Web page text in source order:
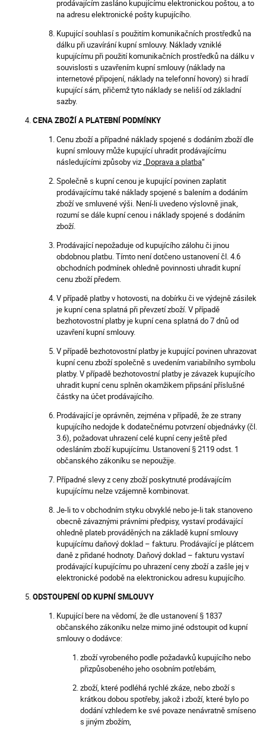
prodávajícím zasláno kupujícímu elektronickou poštou, a to
na adresu elektronické pošty kupujícího.
Kupující souhlasí s použitím komunikačních prostředků na
dálku při uzavírání kupní smlouvy. Náklady vzniklé
kupujícímu při použití komunikačních prostředků na dálku v
souvislosti s uzavřením kupní smlouvy (náklady na
internetové připojení, náklady na telefonní hovory) si hradí
kupující sám, přičemž tyto náklady se neliší od základní
sazby.
CENA ZBOŽÍ A PLATEBNÍ PODMÍNKY
Cenu zboží a případné náklady spojené s dodáním zboží dle
kupní smlouvy může kupující uhradit prodávajícímu
následujícími způsoby viz „ Doprava a platba“
Společně s kupní cenou je kupující povinen zaplatit
prodávajícímu také náklady spojené s balením a dodáním
zboží ve smluvené výši. Není-li uvedeno výslovně jinak,
rozumí se dále kupní cenou i náklady spojené s dodáním
zboží.
Prodávající nepožaduje od kupujícího zálohu či jinou
obdobnou platbu. Tímto není dotčeno ustanovení čl. 4.6
obchodních podmínek ohledně povinnosti uhradit kupní
cenu zboží předem.
V případě platby v hotovosti, na dobírku či ve výdejně zásilek
je kupní cena splatná při převzetí zboží. V případě
bezhotovostní platby je kupní cena splatná do 7 dnů od
uzavření kupní smlouvy.
V případě bezhotovostní platby je kupující povinen uhrazovat
kupní cenu zboží společně s uvedením variabilního symbolu
platby. V případě bezhotovostní platby je závazek kupujícího
uhradit kupní cenu splněn okamžikem připsání příslušné
částky na účet prodávajícího.
Prodávající je oprávněn, zejména v případě, že ze strany
kupujícího nedojde k dodatečnému potvrzení objednávky (čl.
3.6), požadovat uhrazení celé kupní ceny ještě před
odesláním zboží kupujícímu. Ustanovení § 2119 odst. 1
občanského zákoníku se nepoužije.
Případné slevy z ceny zboží poskytnuté prodávajícím
kupujícímu nelze vzájemně kombinovat.
Je-li to v obchodním styku obvyklé nebo je-li tak stanoveno
obecně závaznými právními předpisy, vystaví prodávající
ohledně plateb prováděných na základě kupní smlouvy
kupujícímu daňový doklad – fakturu. Prodávající je plátcem
daně z přidané hodnoty. Daňový doklad – fakturu vystaví
prodávající kupujícímu po uhrazení ceny zboží a zašle jej v
elektronické podobě na elektronickou adresu kupujícího.
ODSTOUPENÍ OD KUPNÍ SMLOUVY
Kupující bere na vědomí, že dle ustanovení § 1837
občanského zákoníku nelze mimo jiné odstoupit od kupní
smlouvy o dodávce:
zboží vyrobeného podle požadavků kupujícího nebo
přizpůsobeného jeho osobním potřebám,
zboží, které podléhá rychlé zkáze, nebo zboží s
krátkou dobou spotřeby, jakož i zboží, které bylo po
dodání vzhledem ke své povaze nenávratně smíseno
s jiným zbožím,